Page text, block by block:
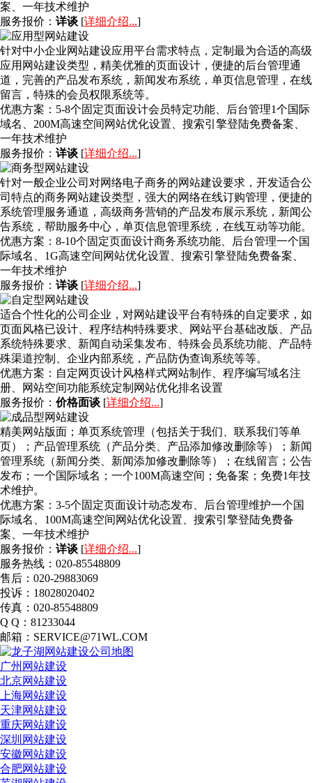
案、一年技术维护
服务报价： 详谈 [详细介绍...]
针对中小企业网站建设应用平台需求特点，定制最为合适的高级
应用网站建设类型，精美优雅的页面设计，便捷的后台管理通
道，完善的产品发布系统，新闻发布系统，单页信息管理，在线
留言，特殊的会员权限系统等。
优惠方案： 5-8个固定页面设计会员特定功能、后台管理1个国际
域名、200M高速空间网站优化设置、搜索引擎登陆免费备案、
一年技术维护
服务报价： 详谈 [详细介绍...]
针对一般企业公司对网络电子商务的网站建设要求，开发适合公
司特点的商务网站建设类型，强大的网络在线订购管理，便捷的
系统管理服务通道，高级商务营销的产品发布展示系统，新闻公
告系统，帮助服务中心，单页信息管理系统，在线互动等功能。
优惠方案： 8-10个固定页面设计商务系统功能、后台管理一个国
际域名、1G高速空间网站优化设置、搜索引擎登陆免费备案、
一年技术维护
服务报价： 详谈 [详细介绍...]
适合个性化的公司企业，对网站建设平台有特殊的自定要求，如
页面风格已设计、程序结构特殊要求、网站平台基础改版、产品
系统特殊要求、新闻自动采集发布、特殊会员系统功能、产品特
殊渠道控制、企业内部系统，产品防伪查询系统等等。
优惠方案： 自定网页设计风格样式网站制作、程序编写域名注
册、网站空间功能系统定制网站优化排名设置
服务报价： 价格面谈 [详细介绍...]
精美网站版面；单页系统管理（包括关于我们、联系我们等单
页）；产品管理系统（产品分类、产品添加修改删除等）；新闻
管理系统（新闻分类、新闻添加修改删除等）；在线留言；公告
发布；一个国际域名；一个100M高速空间；免备案；免费1年技
术维护。
优惠方案： 3-5个固定页面设计动态发布、后台管理维护一个国
际域名、100M高速空间网站优化设置、搜索引擎登陆免费备
案、一年技术维护
服务报价： 详谈 [详细介绍...]
服务热线：020-85548809
售后：020-29883069
投诉：18028020402
传真：020-85548809
Q Q：81233044
邮箱：SERVICE@71WL.COM
广州网站建设
北京网站建设
上海网站建设
天津网站建设
重庆网站建设
深圳网站建设
安徽网站建设
合肥网站建设